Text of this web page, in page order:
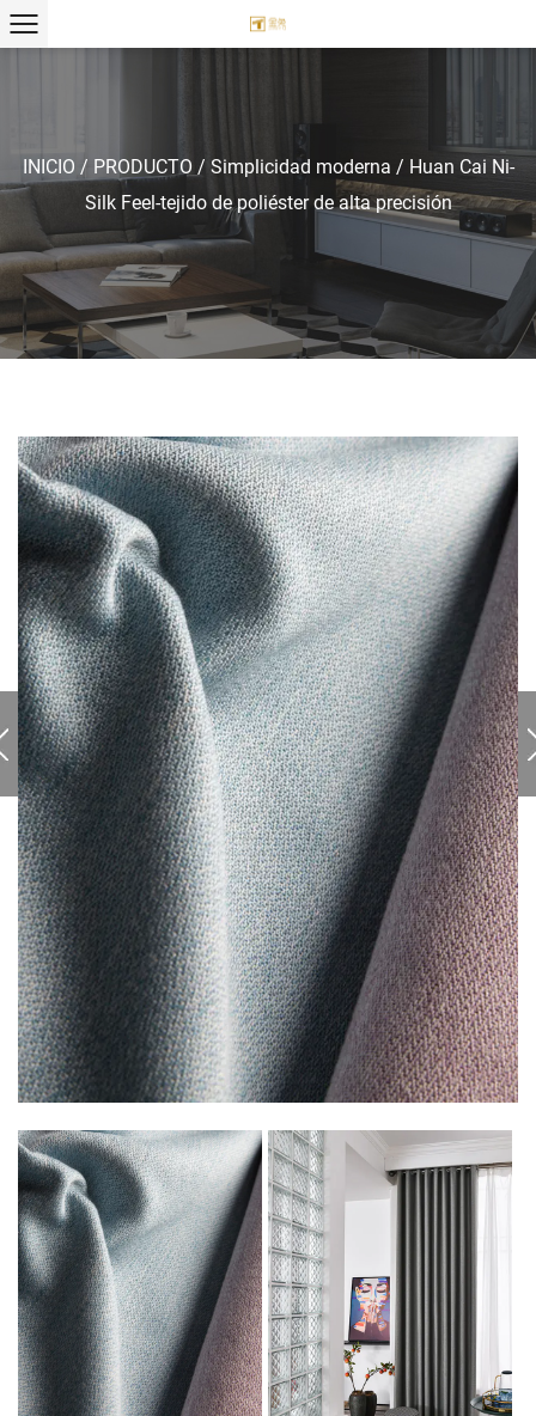
INICIO / PRODUCTO / Simplicidad moderna / Huan Cai Ni-
Silk Feel-tejido de poliéster de alta precisión